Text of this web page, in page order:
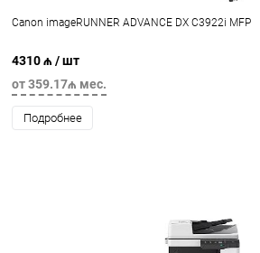
Canon imageRUNNER ADVANCE DX C3922i MFP
4310 ₼ / шт
от 359.17₼ мес.
Подробнее